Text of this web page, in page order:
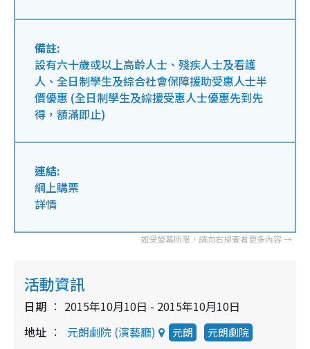
備註:
設有六十歲或以上高齡人士、殘疾人士及看護
人、全日制學生及綜合社會保障援助受惠人士半
價優惠 (全日制學生及綜援受惠人士優惠先到先
得，額滿即止)
連結:
網上購票
詳情
活動資訊
日期
2015年10月10日 - 2015年10月10日
地址
元朗劇院 (演藝廳) 元朗 元朗劇院